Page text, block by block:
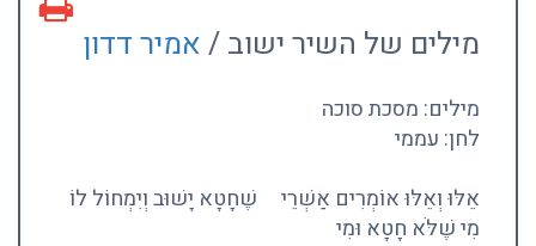
מילים של השיר ישוב /אמיר דדון
מילים: מסכת סוכה
לחן: עממי
אֵלּוּ וְאֵלּוּ אוֹמְרִים אַשְׁרֵי
מִי שֶׁלֹּא חָטָא וּמִי
שֶׁחָטָא יָשׁוּב וְיִמְחוֹל לוֹ